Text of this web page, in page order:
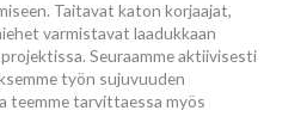
Taitavat katon korjaajat,
varmistavat laadukkaan
Seuraamme aktiivisesti
työn sujuvuuden
teemme tarvittaessa myös